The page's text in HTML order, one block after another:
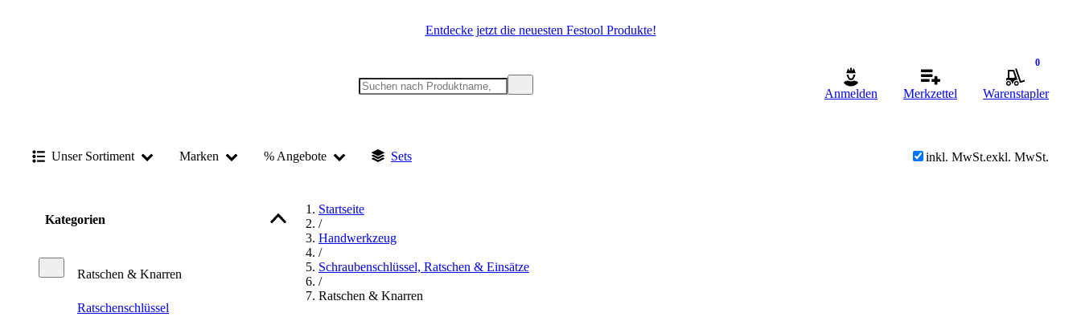
Entdecke jetzt die neuesten Festool Produkte!
Anmelden Merkzettel
0
Warenstapler
Unser Sortiment Marken % Angebote Sets inkl. MwSt.exkl. MwSt.
Kategorien
Ratschen & Knarren
Ratschenschlüssel
Startseite
/
Handwerkzeug
/
Schraubenschlüssel, Ratschen & Einsätze
/
Ratschen & Knarren